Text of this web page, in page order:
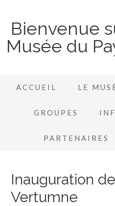
Bienvenue
Musée du
ACCUEIL LE
GROUPES
PARTENAIRES
Inauguration
Vertumne